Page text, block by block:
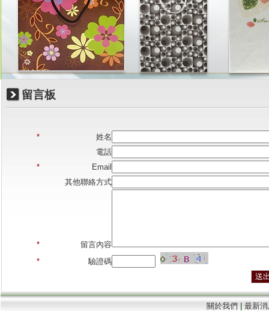
留言板
*
姓名
電話
*
Email
其他聯絡方式
*
留言內容
*
驗證碼
關於我們
最新